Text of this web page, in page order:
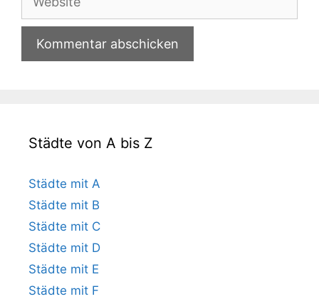
Städte von A bis Z
Städte mit A
Städte mit B
Städte mit C
Städte mit D
Städte mit E
Städte mit F